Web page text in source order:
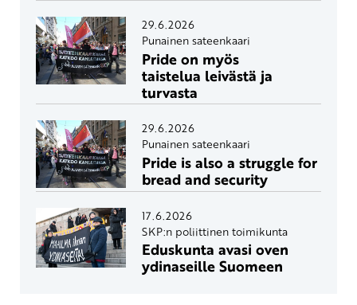
29.6.2026
Punainen sateenkaari
Pride on myös
taistelua leivästä ja
turvasta
29.6.2026
Punainen sateenkaari
Pride is also a struggle for
bread and security
17.6.2026
SKP:n poliittinen toimikunta
Eduskunta avasi oven
ydinaseille Suomeen